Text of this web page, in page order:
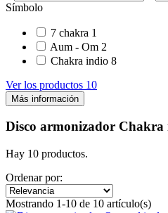
Símbolo
7 chakra 1
Aum - Om 2
Chakra indio 8
Ver los productos 10
Más información
Disco armonizador Chakra
Hay 10 productos.
Ordenar por:
Mostrando 1-10 de 10 artículo(s)